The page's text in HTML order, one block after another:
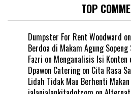
TOP
Dumpster For Rent Woodward on
Berdoa di Makam Agung
Fazri on Menganalisis Isi Konten
Dpawon Cateringon Cita Rasa
Lidah Tidak Mau Berhenti Makan